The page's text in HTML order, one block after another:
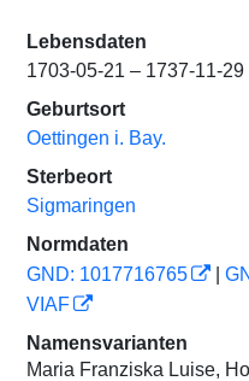
Lebensdaten
1703-05-21 – 1737-11-29
Geburtsort
Oettingen i. Bay.
Sterbeort
Sigmaringen
Normdaten
GND: 1017716765
VIAF
Namensvarianten
Maria Franziska Luise,